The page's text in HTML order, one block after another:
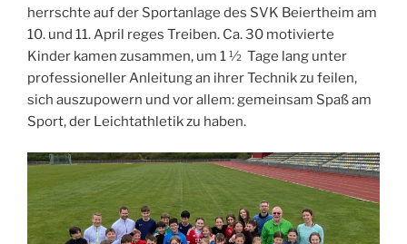
herrschte auf der Sportanlage des SVK Beiertheim am
10. und 11. April reges Treiben. Ca. 30 motivierte
Kinder kamen zusammen, um 1 ½ Tage lang unter
professioneller Anleitung an ihrer Technik zu feilen,
sich auszupowern und vor allem: gemeinsam Spaß am
Sport, der Leichtathletik zu haben.